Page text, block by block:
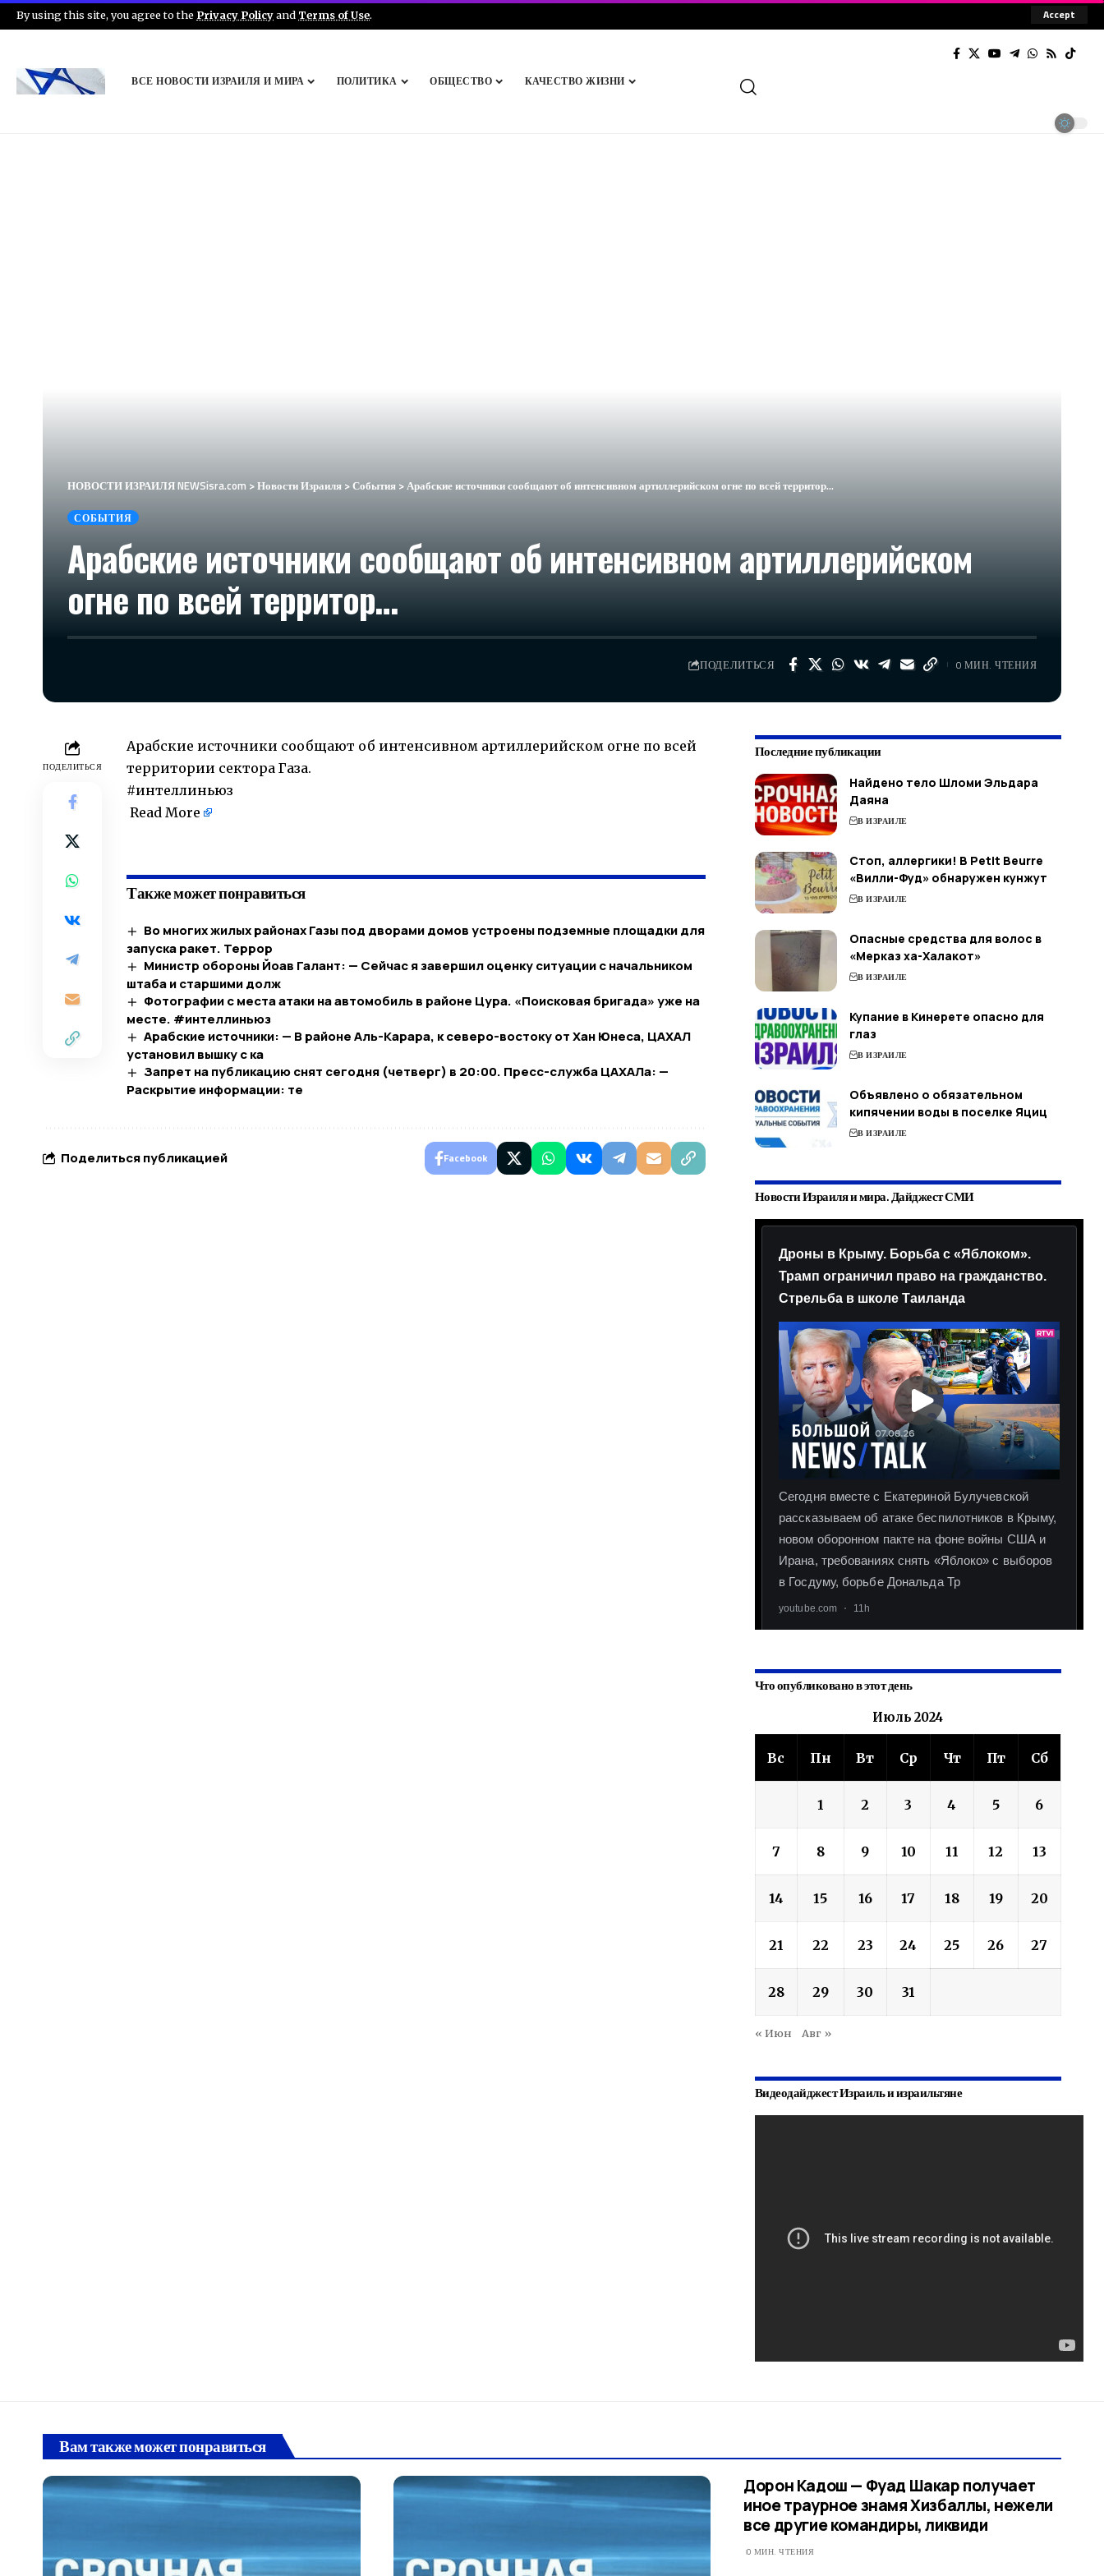
By using this site, you agree to the Privacy Policyand Terms of Use. Accept
ВСЕ НОВОСТИ ИЗРАИЛЯ И МИРА ПОЛИТИКА ОБЩЕСТВО КАЧЕСТВО ЖИЗНИ
НОВОСТИ ИЗРАИЛЯ NEWSisra.com >Новости Израиля >События >Арабские источники сообщают об интенсивном артиллерийском огне по всей территор…​
СОБЫТИЯ
Арабские источники сообщают об интенсивном артиллерийском
огне по всей территор…​
ПОДЕЛИТЬСЯ 0 МИН. ЧТЕНИЯ
ПОДЕЛИТЬСЯ
Арабские источники сообщают об интенсивном артиллерийском огне по всей
территории сектора Газа.
#интеллиньюз
Read More
Также может понравиться
Во многих жилых районах Газы под дворами домов устроены подземные площадки для
запуска ракет. Террор
Министр обороны Йоав Галант: — Сейчас я завершил оценку ситуации с начальником
штаба и старшими долж
Фотографии с места атаки на автомобиль в районе Цура. «Поисковая бригада» уже на
месте. #интеллиньюз
Арабские источники: — В районе Аль-Карара, к северо-востоку от Хан Юнеса, ЦАХАЛ
установил вышку с ка
Запрет на публикацию снят сегодня (четверг) в 20:00. Пресс-служба ЦАХАЛа: —
Раскрытие информации: те
Поделиться публикацией Facebook
Последние публикации
Найдено тело Шломи Эльдара
Даяна
В ИЗРАИЛЕ
Стоп, аллергики! В Petit Beurre
«Вилли-Фуд» обнаружен кунжут
В ИЗРАИЛЕ
Опасные средства для волос в
«Мерказ ха-Халакот»
В ИЗРАИЛЕ
Купание в Кинерете опасно для
глаз
В ИЗРАИЛЕ
Объявлено о обязательном
кипячении воды в поселке Яциц
В ИЗРАИЛЕ
Новости Израиля и мира. Дайджест СМИ
Что опубликовано в этот день
Июль 2024
Вс Пн Вт Ср Чт Пт Сб
1 2 3 4 5 6
7 8 9 10 11 12 13
14 15 16 17 18 19 20
21 22 23 24 25 26 27
28 29 30 31
« Июн Авг »
Видеодайджест Израиль и израильтяне
Вам также может понравиться
Дорон Кадош — Фуад Шакар получает
иное траурное знамя Хизбаллы, нежели
все другие командиры, ликвиди
0 МИН. ЧТЕНИЯ